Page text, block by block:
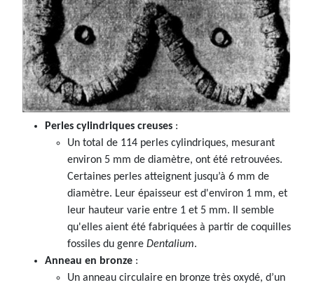
Perles cylindriques creuses :
Un total de 114 perles cylindriques, mesurant
environ 5 mm de diamètre, ont été retrouvées.
Certaines perles atteignent jusqu’à 6 mm de
diamètre. Leur épaisseur est d'environ 1 mm, et
leur hauteur varie entre 1 et 5 mm. Il semble
qu'elles aient été fabriquées à partir de coquilles
fossiles du genre Dentalium.
Anneau en bronze :
Un anneau circulaire en bronze très oxydé, d’un